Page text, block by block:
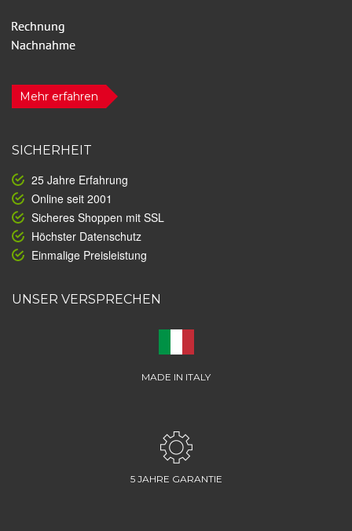
Mehr erfahren
SICHERHEIT
25 Jahre Erfahrung
Online seit 2001
Sicheres Shoppen mit SSL
Höchster Datenschutz
Einmalige Preisleistung
UNSER VERSPRECHEN
MADE IN ITALY
5 JAHRE GARANTIE